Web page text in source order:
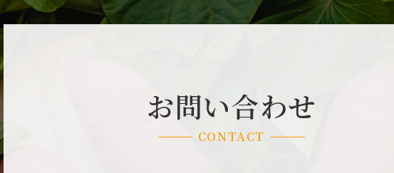
お問い合わせ
CONTACT